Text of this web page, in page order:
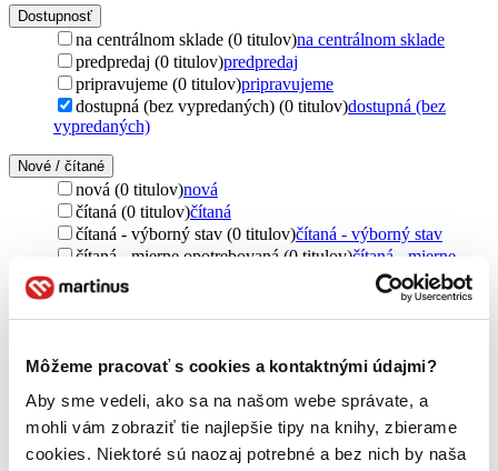
Môžeme pracovať s cookies a kontaktnými údajmi?
Aby sme vedeli, ako sa na našom webe správate, a
mohli vám zobraziť tie najlepšie tipy na knihy, zbierame
cookies. Niektoré sú naozaj potrebné a bez nich by naša
Dostupnosť
na centrálnom sklade (0 titulov)na centrálnom sklade
predpredaj (0 titulov)predpredaj
pripravujeme (0 titulov)pripravujeme
dostupná (bez vypredaných) (0 titulov)dostupná (bez
vypredaných)
Nové / čítané
nová (0 titulov)nová
čítaná (0 titulov)čítaná
čítaná - výborný stav (0 titulov)čítaná - výborný stav
čítaná - mierne opotrebovaná (0 titulov)čítaná - mierne
opotrebovaná
čítané verzie vypredaných kníh (0 titulov)
čítané verzie
vypredaných kníh
Jazyk
čeština (1 titul)
Téma
vytváranie (1 titul) vytváranie